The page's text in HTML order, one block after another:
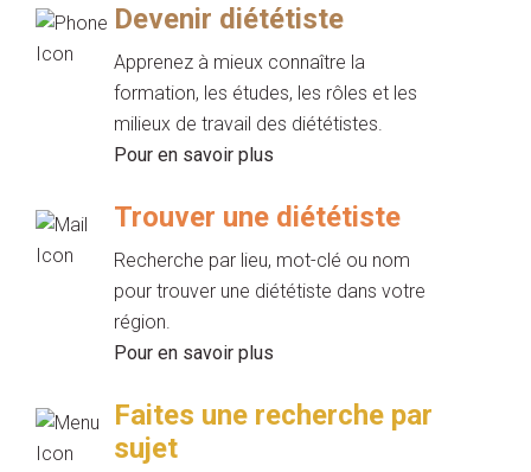
Devenir diététiste
Apprenez à mieux connaître la
formation, les études, les rôles et les
milieux de travail des diététistes.
Pour en savoir plus
Trouver une diététiste
Recherche par lieu, mot-clé ou nom
pour trouver une diététiste dans votre
région.
Pour en savoir plus
Faites une recherche par
sujet